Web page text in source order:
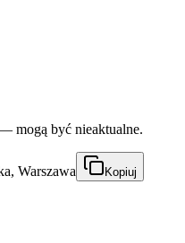
mogą być nieaktualne.
Warszawa Kopiuj